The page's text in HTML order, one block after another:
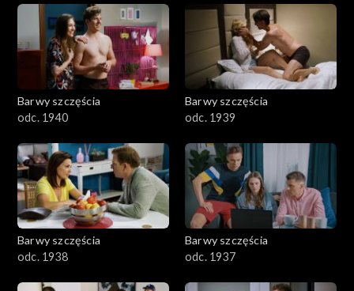
Barwy szczęścia
odc. 1940
Barwy szczęścia
odc. 1939
Barwy szczęścia
odc. 1938
Barwy szczęścia
odc. 1937